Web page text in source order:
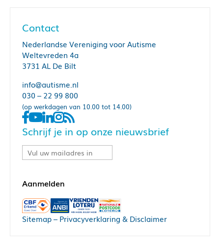
Contact
Nederlandse Vereniging voor Autisme
Weltevreden 4a
3731 AL De Bilt
info@autisme.nl
030 – 22 99 800
(op werkdagen van 10.00 tot 14.00)
Schrijf je in op onze nieuwsbrief
Sitemap– Privacyverklaring & Disclaimer